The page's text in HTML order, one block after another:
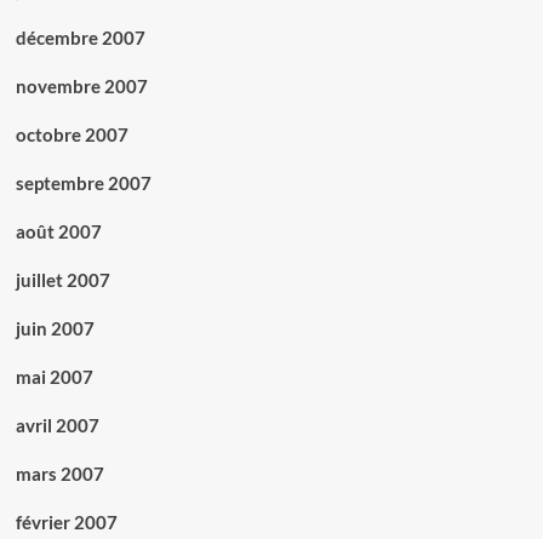
décembre 2007
novembre 2007
octobre 2007
septembre 2007
août 2007
juillet 2007
juin 2007
mai 2007
avril 2007
mars 2007
février 2007